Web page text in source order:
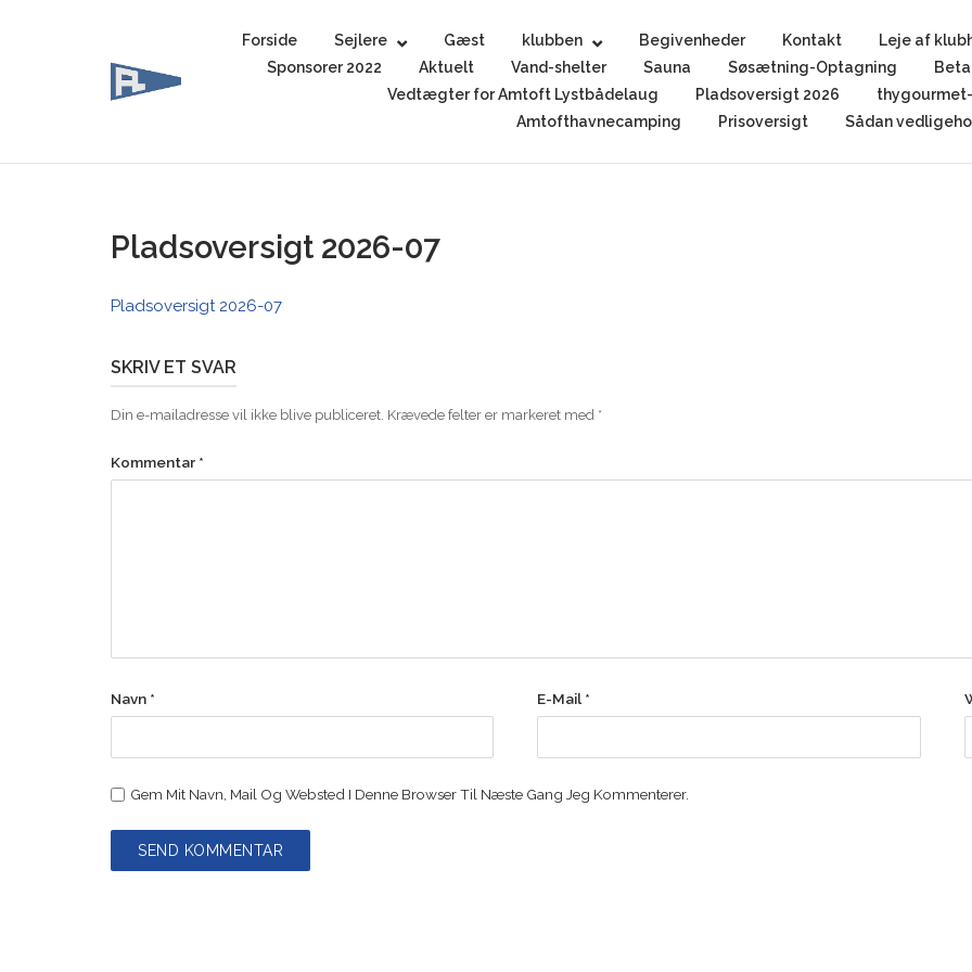
Forside Sejlere Gæst klubben Begivenheder Kontakt Leje af
Sponsorer 2022
Aktuelt Vand-shelter Sauna Søsætning-Optagning
Vedtægter for Amtoft Lystbådelaug
Pladsoversigt 2026
Amtofthavnecamping
Prisoversigt Sådan
Pladsoversigt 2026-07
Pladsoversigt 2026-07
SKRIV ET SVAR
Din e-mailadresse vil ikke blive publiceret. Krævede felter er markeret med *
Kommentar *
Navn * E-Mail *
Gem Mit Navn, Mail Og Websted I Denne Browser Til Næste Gang Jeg Kommenterer.